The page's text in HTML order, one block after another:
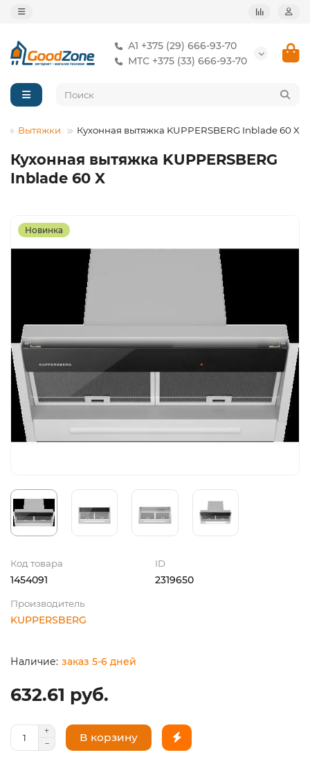
А1 +375 (29) 666-93-70
МТС +375 (33) 666-93-70
Вытяжки Кухонная вытяжка KUPPERSBERG Inblade 60 X
Кухонная вытяжка KUPPERSBERG
Inblade 60 X
Новинка
Код товара
1454091
ID
2319650
Производитель
KUPPERSBERG
заказ 5-6 дней
632.61 руб.
В корзину